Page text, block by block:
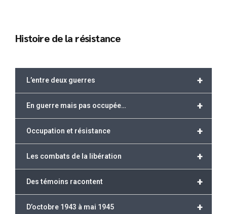
Histoire de la résistance
+
L’entre deux guerres
+
En guerre mais pas occupée…
+
Occupation et résistance
+
Les combats de la libération
+
Des témoins racontent
+
D’octobre 1943 à mai 1945